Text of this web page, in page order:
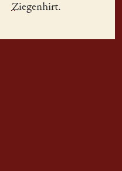
Ziegenhirt.